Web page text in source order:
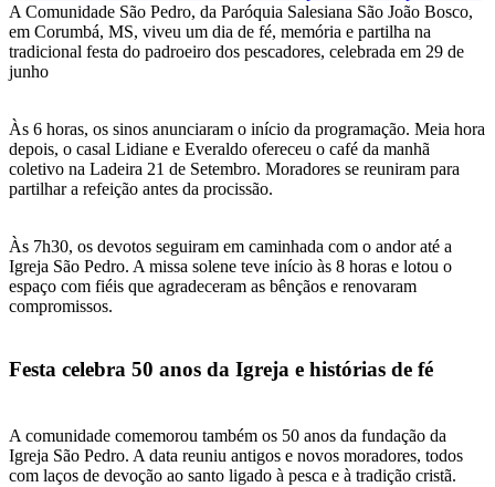
A Comunidade São Pedro, da Paróquia Salesiana São João Bosco,
em Corumbá, MS, viveu um dia de fé, memória e partilha na
tradicional festa do padroeiro dos pescadores, celebrada em 29 de
junho
Às 6 horas, os sinos anunciaram o início da programação. Meia hora
depois, o casal Lidiane e Everaldo ofereceu o café da manhã
coletivo na Ladeira 21 de Setembro. Moradores se reuniram para
partilhar a refeição antes da procissão.
Às 7h30, os devotos seguiram em caminhada com o andor até a
Igreja São Pedro. A missa solene teve início às 8 horas e lotou o
espaço com fiéis que agradeceram as bênçãos e renovaram
compromissos.
Festa celebra 50 anos da Igreja e histórias de fé
A comunidade comemorou também os 50 anos da fundação da
Igreja São Pedro. A data reuniu antigos e novos moradores, todos
com laços de devoção ao santo ligado à pesca e à tradição cristã.